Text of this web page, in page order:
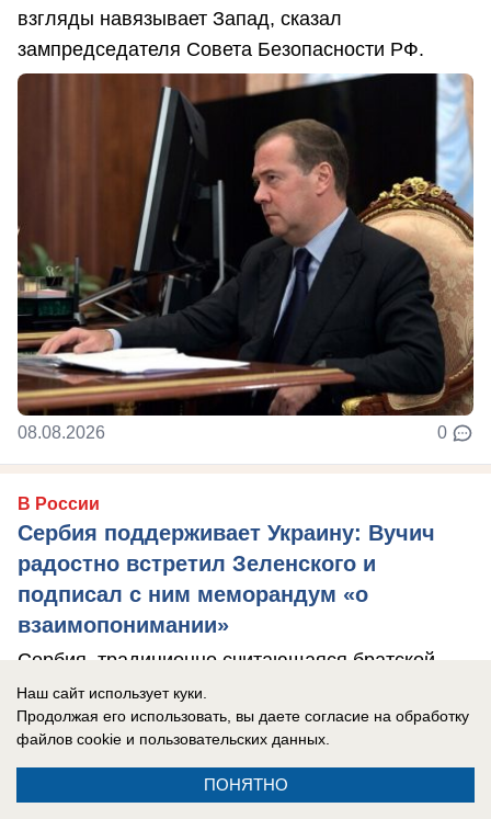
взгляды навязывает Запад, сказал
зампредседателя Совета Безопасности РФ.
08.08.2026 0
В России
Сербия поддерживает Украину: Вучич
радостно встретил Зеленского и
подписал с ним меморандум «о
взаимопонимании»
Сербия, традиционно считающаяся братской
России страной, окончательно отвернулась от
РФ.
Наш сайт использует куки.
Продолжая его использовать, вы даете согласие на обработку
файлов cookie и пользовательских данных.
ПОНЯТНО